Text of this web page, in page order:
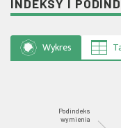
INDEKSY I
Wykres
Podindeks
wymienia